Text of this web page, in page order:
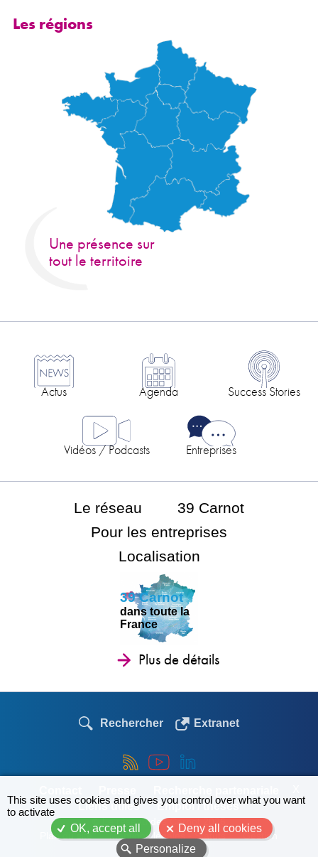
Les régions
Une présence sur
tout le territoire
Actus Agenda Success Stories
Vidéos / Podcasts Entreprises
Le réseau
39 Carnot
Pour les entreprises
Localisation
39 Carnot
dans toute la
France
Plus de détails
Rechercher Extranet
Liens utiles
Emploi / thèses
© Le réseau des Carnot 2026
Plan du site Mentions légales - Statuts Gestion
This site uses cookies and gives you control over what you want
to activate
OK, accept all
Deny all cookies
Personalize